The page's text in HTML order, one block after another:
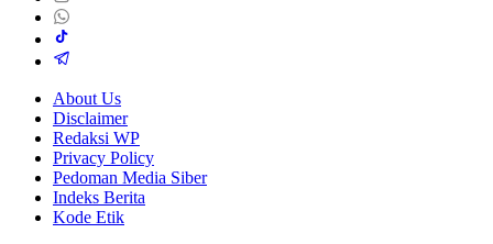
About Us
Disclaimer
Redaksi WP
Privacy Policy
Pedoman Media Siber
Indeks Berita
Kode Etik